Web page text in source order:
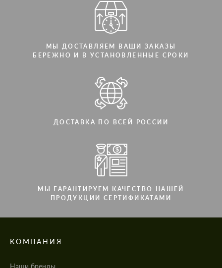
МЫ ДОСТАВЛЯЕМ ВАШИ ЗАКАЗЫ
БЕРЕЖНО И В УСТАНОВЛЕННЫЕ СРОКИ
ДОСТАВКА ПО ВСЕЙ РОССИИ
МЫ ГАРАНТИРУЕМ КАЧЕСТВО НАШЕЙ
ПРОДУКЦИИ СЕРТИФИКАТАМИ
КОМПАНИЯ